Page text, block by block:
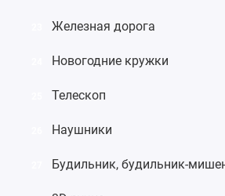
Железная дорога
Новогодние кружки
Телескоп
Наушники
Будильник,будильник-